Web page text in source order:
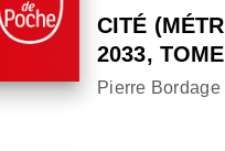
CITÉ
2033,
Pierre Bordage